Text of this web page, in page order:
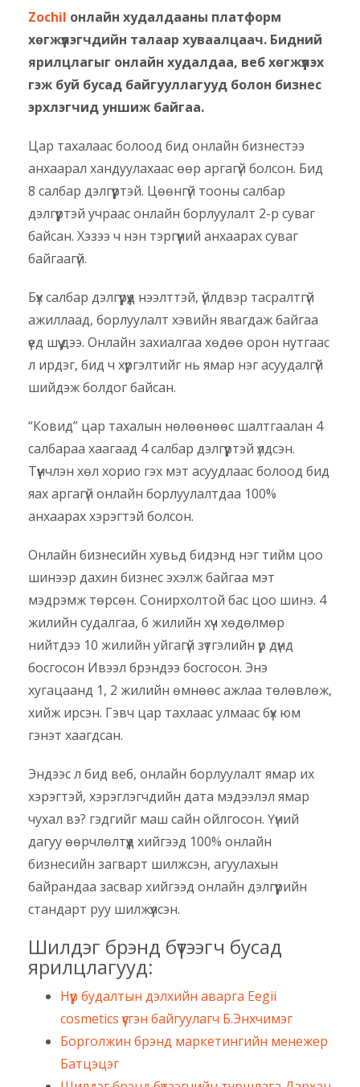
Zochil онлайн худалдааны платформ
хөгжүүлэгчдийн талаар хуваалцаач. Бидний
ярилцлагыг онлайн худалдаа, веб хөгжүүлэх
гэж буй бусад байгууллагууд болон бизнес
эрхлэгчид уншиж байгаа.
Цар тахалаас болоод бид онлайн бизнестээ
анхаарал хандуулахаас өөр аргагүй болсон. Бид
8 салбар дэлгүүртэй. Цөөнгүй тооны салбар
дэлгүүртэй учраас онлайн борлуулалт 2-р суваг
байсан. Хэзээ ч нэн тэргүүний анхаарах суваг
байгаагүй.
Бүх салбар дэлгүүрүүд нээлттэй, үйлдвэр тасралтгүй
ажиллаад, борлуулалт хэвийн явагдаж байгаа
үед шүү дээ. Онлайн захиалгаа хөдөө орон нутгаас
л ирдэг, бид ч хүргэлтийг нь ямар нэг асуудалгүй
шийдэж болдог байсан.
“Ковид” цар тахалын нөлөөнөөс шалтгаалан 4
салбараа хаагаад 4 салбар дэлгүүртэй үлдсэн.
Түүнчлэн хөл хорио гэх мэт асуудлаас болоод бид
яах аргагүй онлайн борлуулалтдаа 100%
анхаарах хэрэгтэй болсон.
Онлайн бизнесийн хувьд бидэнд нэг тийм цоо
шинээр дахин бизнес эхэлж байгаа мэт
мэдрэмж төрсөн. Сонирхолтой бас цоо шинэ. 4
жилийн судалгаа, 6 жилийн хүч хөдөлмөр
нийтдээ 10 жилийн уйгагүй зүтгэлийн үр дүнд
босгосон Ивээл брэндээ босгосон. Энэ
хугацаанд 1, 2 жилийн өмнөөс ажлаа төлөвлөж,
хийж ирсэн. Гэвч цар тахлаас улмаас бүх юм
гэнэт хаагдсан.
Эндээс л бид веб, онлайн борлуулалт ямар их
хэрэгтэй, хэрэглэгчдийн дата мэдээлэл ямар
чухал вэ? гэдгийг маш сайн ойлгосон. Үүний
дагуу өөрчлөлтүүд хийгээд 100% онлайн
бизнесийн загварт шилжсэн, агуулахын
байрандаа засвар хийгээд онлайн дэлгүүрийн
стандарт руу шилжүүлсэн.
Шилдэг брэнд бүтээгч бусад
ярилцлагууд:
Нүүр будалтын дэлхийн аварга Eegii
cosmetics үүсгэн байгуулагч Б.Энхчимэг
Борголжин брэнд маркетингийн менежер
Батцэцэг